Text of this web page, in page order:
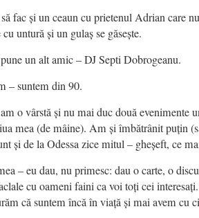
fac și un ceaun cu prietenul Adrian care
untură și un gulaș se găsește.
un alt amic – DJ Septi Dobrogeanu.
– suntem din 90.
o vârstă și nu mai duc două evenimente
mea (de mâine). Am și îmbătrânit puțin
și de la Odessa zice mitul – gheșeft, ce
– eu dau, nu primesc: dau o carte, o
cu oameni faini ca voi toți cei
că suntem încă în viață și mai avem cu